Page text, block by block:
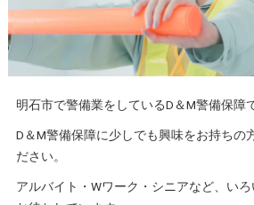
明石市で警備業をしているD＆M警備保障
D＆M警備保障に少しでも興味をお持ちの
ださい。
アルバイト・Wワーク・シニアなど、い